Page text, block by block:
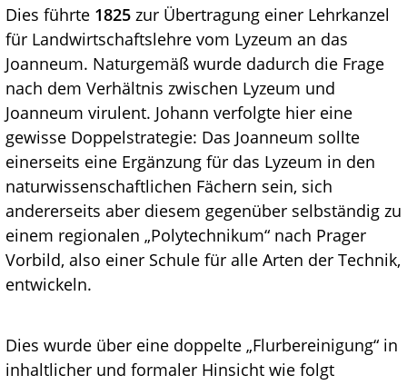
Dies führte 1825 zur Übertragung einer Lehrkanzel
für Landwirtschaftslehre vom Lyzeum an das
Joanneum. Naturgemäß wurde dadurch die Frage
nach dem Verhältnis zwischen Lyzeum und
Joanneum virulent. Johann verfolgte hier eine
gewisse Doppelstrategie: Das Joanneum sollte
einerseits eine Ergänzung für das Lyzeum in den
naturwissenschaftlichen Fächern sein, sich
andererseits aber diesem gegenüber selbständig zu
einem regionalen „Polytechnikum“ nach Prager
Vorbild, also einer Schule für alle Arten der Technik,
entwickeln.
Dies wurde über eine doppelte „Flurbereinigung“ in
inhaltlicher und formaler Hinsicht wie folgt